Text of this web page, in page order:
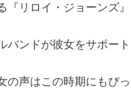
『リロイ・ジョーンズ』
バンドが彼女をサポー
声はこの時期にもぴっ